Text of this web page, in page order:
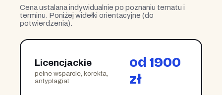
Cena ustalana indywidualnie po poznaniu tematu i
terminu. Poniżej widełki orientacyjne (do
potwierdzenia).
Licencjackie
pełne wsparcie, korekta,
antyplagiat
od 1900
zł